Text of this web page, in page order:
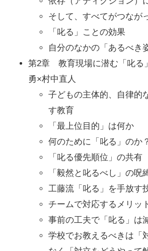
そして、すべてがつなが
「叱る」ことの効果
自分のなかの「あるべき
第2章 教育現場に潜む「叱
勇×村中直人
子どもの主体的、自律的
す教育
「最上位目的」は何か
何のために「叱る」のか
「叱る優先順位」の共有
「毅然と叱るべし」の呪
工藤流「叱る」を手放す
チームで対応するメリッ
事前の工夫で「叱る」は
学校でお教えるべきは「